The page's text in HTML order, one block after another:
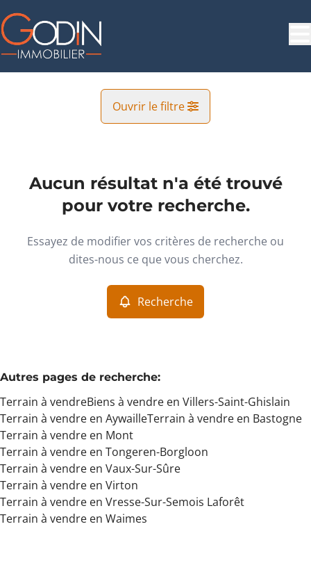
Ouvrir le filtre
Villers-Saint-Ghislain (7031) Remove
Terrain Remove
Max. budget
Chercher
Vue de la carte
Recherche Trier par
Aucun résultat n'a été trouvé
pour votre recherche.
Essayez de modifier vos critères de recherche ou
dites-nous ce que vous cherchez.
Recherche
Autres pages de recherche:
Terrain à vendreBiens à vendre en Villers-Saint-Ghislain
Terrain à vendre en AywailleTerrain à vendre en Bastogne
Terrain à vendre en Mont
Terrain à vendre en Tongeren-Borgloon
Terrain à vendre en Vaux-Sur-Sûre
Terrain à vendre en Virton
Terrain à vendre en Vresse-Sur-Semois Laforêt
Terrain à vendre en Waimes